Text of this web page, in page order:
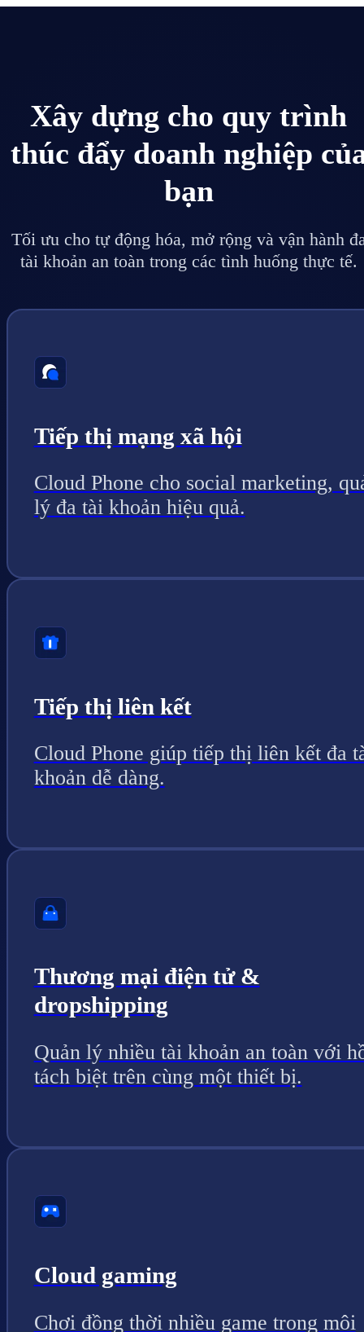
Xây dựng cho quy trình
thúc đẩy doanh nghiệp
bạn
Tối ưu cho tự động hóa, mở rộng và vận hành
tài khoản an toàn trong các tình huống thực tế.
Tiếp thị mạng xã hội
Cloud Phone cho social marketing,
lý đa tài khoản hiệu quả.
Tiếp thị liên kết
Cloud Phone giúp tiếp thị liên kết đa
khoản dễ dàng.
Thương mại điện tử &
dropshipping
Quản lý nhiều tài khoản an toàn với
tách biệt trên cùng một thiết bị.
Cloud gaming
Chơi đồng thời nhiều game trong môi